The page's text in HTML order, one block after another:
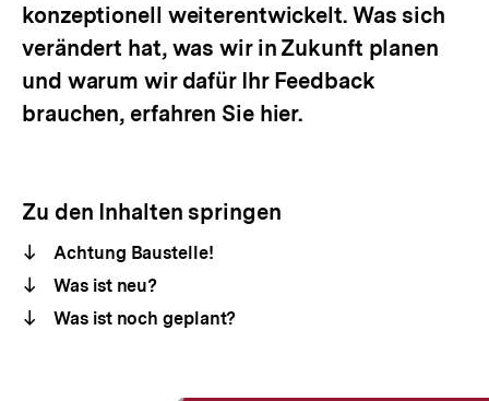
konzeptionell weiterentwickelt. Was sich
verändert hat, was wir in Zukunft planen
und warum wir dafür Ihr Feedback
brauchen, erfahren Sie hier.
Zu den Inhalten springen
Achtung Baustelle!
Was ist neu?
Was ist noch geplant?